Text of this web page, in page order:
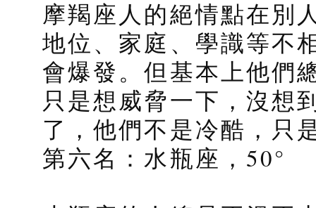
摩羯座人的絕情點在別
地位、家庭、學識等不
會爆發。但基本上他們
只是想威脅一下，沒想
了，他們不是冷酷，只
第六名：水瓶座，50°